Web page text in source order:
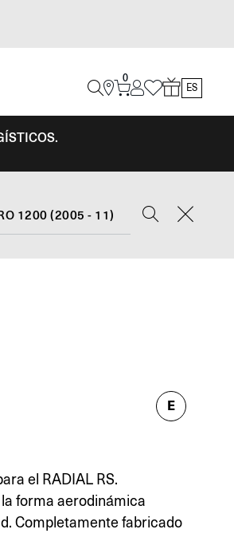
0
ES
1200 (2005 - 11)
E
el RADIAL RS.
forma aerodinámica
Completamente fabricado